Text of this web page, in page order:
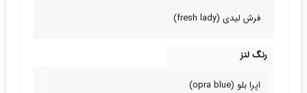
فرش لیدی (fresh lady)
رنگ لنز
اپرا بلو (opra blue)